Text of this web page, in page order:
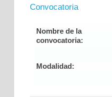
Convocatoria
Nombre de la
convocatoria:
Modalidad: